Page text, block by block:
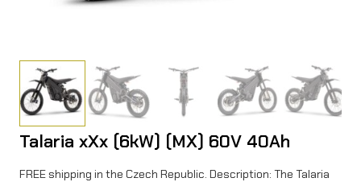
Talaria xXx (6kW) (MX) 60V 40Ah
FREE shipping in the Czech Republic. Description: The Talaria